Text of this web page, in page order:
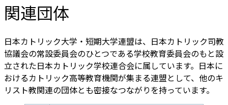
関連団体
日本カトリック大学・短期大学連盟は、日本カトリック司教
協議会の常設委員会のひとつである学校教育委員会のもと設
立された日本カトリック学校連合会に属しています。日本に
おけるカトリック高等教育機関が集まる連盟として、他のキ
リスト教関連の団体とも密接なつながりを持っています。